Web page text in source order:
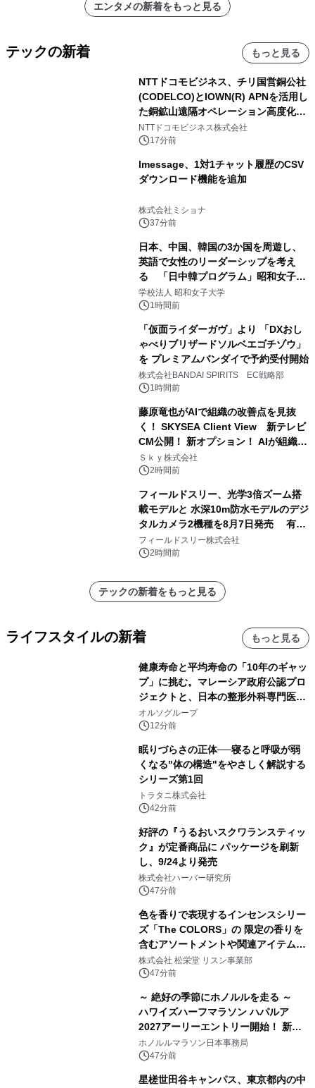
シを捕まえたり、虫と戦ったり…」
エンタメの新着をもっと見る
テックの新着 もっと見る
NTTドコモビジネス、チリ国営銅公社
(CODELCO)とIOWN(R) APNを活用し
た銅鉱山遠隔オペレーション高度化に
向けた調査・実証を開始
NTTドコモビジネス株式会社
17分前
lmessage、1対1チャット履歴のCSV
ダウンロード機能を追加
株式会社ミショナ
37分前
日本、中国、韓国の3か国を周遊し、
英語で女性のリーダーシップを考え
る 「日中韓プログラム」昭和女子大
学で開催
学校法人 昭和女子大学
1時間前
「仮面ライダーガヴ」より 「DXおし
ゃべりブリザードソルベエゴチゾウ」
を プレミアムバンダイで予約受付開始
株式会社BANDAI SPIRITS EC戦略部
1時間前
藤原竜也がAIで組織の改善点を見抜
く！ SKYSEA Client View 新テレビ
CM公開！ 新オプション！ AIが組織の
業務実態を分析し労務改善を支援。 藤
原竜也メイキング動画公開 「もしAIが
る自信がある」「昨年の夏はカブトム
シを捕まえたり、虫と戦ったり…」
Ｓｋｙ株式会社
2時間前
フィールドスリー、光学3倍ズーム搭
載モデルと 水深10m防水モデルのデジ
タルカメラ2機種を8月7日発売 有効
約1300万画素、用途別に選べるコンデ
ジ新登場
フィールドスリー株式会社
2時間前
テックの新着をもっと見る
ライフスタイルの新着 もっと見る
健康寿命と平均寿命の「10年のギャッ
プ」に挑む。マレーシア政府公認プロ
ジェクトと、日本の整形外科専門医が
サステナブルな「エシカル・ツバメの
巣」の共同臨床検証を開始
オルソグループ
12分前
眠りづらさの正体──寝ると呼吸が弱
くなる"体の構造"をやさしく解説する
シリーズ第1回
トラタニ株式会社
42分前
好評の『うるおいスクワランスティッ
ク』が定番商品に パッケージを刷新
し、9/24より発売
株式会社ハーバー研究所
47分前
色を香りで表現するインセンスシリー
ズ「The COLORS」の 限定の香りを
含むアソートメントや関連アイテムを
8月6日発売
株式会社 松栄堂 リスン事業部
47分前
～ 絶好の季節にホノルルを走る ～
ハワイズハーフマラソン ハパルア
2027アーリーエントリー開始！ 新カ
テゴリー「ハパルアIKI(イキ)」(約
13.4km)が登場
ホノルルマラソン日本事務局
47分前
星槎世田谷キャンパス、東京都内の中